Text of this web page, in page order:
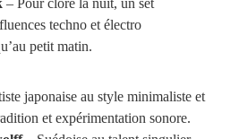
– Pour clore la nuit, un set
techno et électro
petit matin.
japonaise au style minimaliste et
et expérimentation sonore.